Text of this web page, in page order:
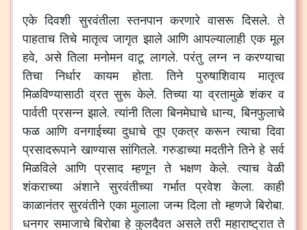
एके दिवशी सुरवंतीला स्तनपान करणारे वासरू दिसले.ते
पाहताच तिचे मातृत्व जागृत झाले आणि आपल्यालाही एक मूल
हवे, असे तिला मनोमन वाटू लागले.परंतु लग्न न करण्याचा
तिचा
निर्धार कायम होता.तिने पुरुषाशिवाय
मातृत्व
मिळविण्यासाठी व्रत सुरू केले.तिच्या या व्रतामुळे शंकर व
पार्वती प्रसन्न झाले.त्यांनी तिला बिनमेघाचे धान्य,बिनफुलाचे
फळ आणि वनगाईच्या दुधाचे तूप एकत्र करून त्याचा दिवा
प्रसादरूपाने खाण्यास सांगितले.गरुडाच्या मदतीने तिने हे सर्व
मिळविले आणि प्रसाद म्हणून ते भक्षण केले.त्याच वेळी
शंकराच्या
अंशाने सुरवंतीच्या गर्भात प्रवेश केला.काही
काळानंतर सुरवंतीने एका मुलाला जन्म दिला तो म्हणजे बिरोबा.
धनगर समाजाचे बिरोबा हे कुलदैवत असले तरी महाराष्ट्रात ते